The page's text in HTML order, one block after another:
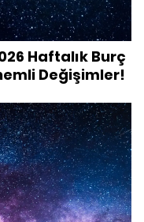
Haftalık Burç
Değişimler!